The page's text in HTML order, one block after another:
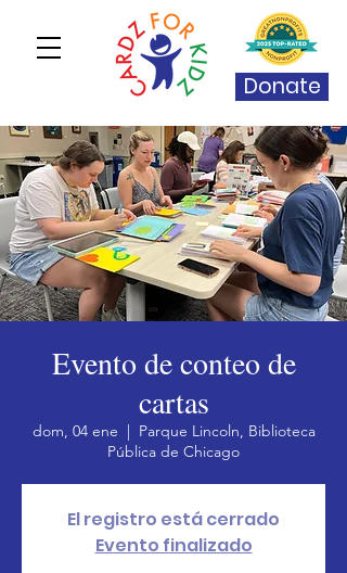
Donate
Evento de conteo de
cartas
dom, 04 ene
  |
Parque Lincoln, Biblioteca
Pública de Chicago
El registro está cerrado
Evento finalizado